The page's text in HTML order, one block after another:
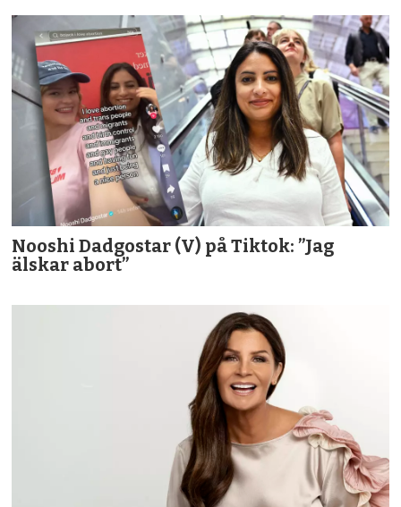
Nooshi Dadgostar (V) på Tiktok: ”Jag
älskar abort”